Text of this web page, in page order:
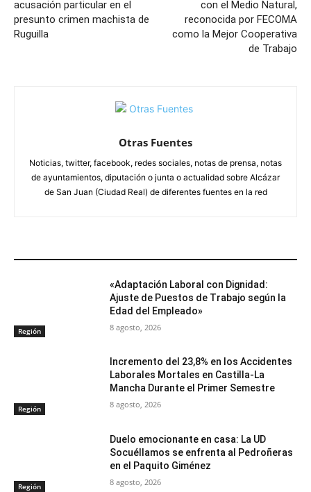
acusación particular en el
presunto crimen machista de
Ruguilla
con el Medio Natural,
reconocida por FECOMA
como la Mejor Cooperativa
de Trabajo
Otras Fuentes
Noticias, twitter, facebook, redes sociales, notas de prensa, notas
de ayuntamientos, diputación o junta o actualidad sobre Alcázar
de San Juan (Ciudad Real) de diferentes fuentes en la red
Región
«Adaptación Laboral con Dignidad:
Ajuste de Puestos de Trabajo según la
Edad del Empleado»
8 agosto, 2026
Región
Incremento del 23,8% en los Accidentes
Laborales Mortales en Castilla-La
Mancha Durante el Primer Semestre
8 agosto, 2026
Región
Duelo emocionante en casa: La UD
Socuéllamos se enfrenta al Pedroñeras
en el Paquito Giménez
8 agosto, 2026